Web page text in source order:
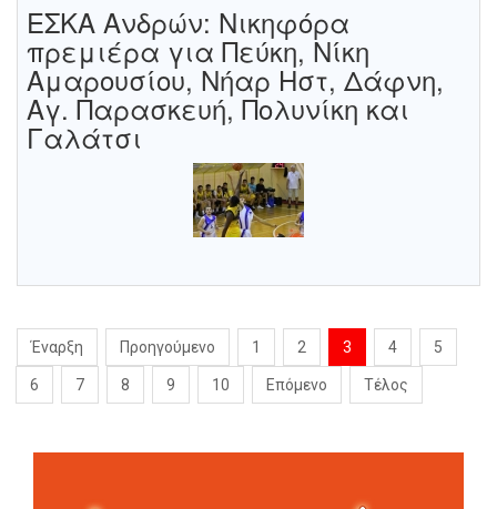
ΕΣΚΑ Ανδρών: Νικηφόρα
πρεμιέρα για Πεύκη, Νίκη
Αμαρουσίου, Νήαρ Ηστ, Δάφνη,
Αγ. Παρασκευή, Πολυνίκη και
Γαλάτσι
Έναρξη Προηγούμενο 1 2 3 4 5
6 7 8 9 10 Επόμενο Τέλος